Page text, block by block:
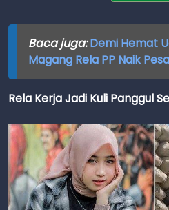
Baca juga:Demi Hemat
Magang Rela PP Naik
Rela Kerja Jadi Kuli Panggul